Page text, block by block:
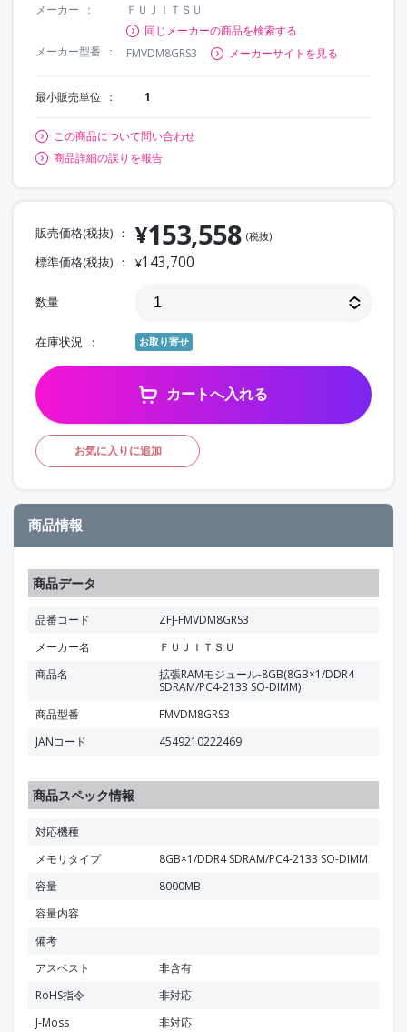
メーカー
ＦＵＪＩＴＳＵ
同じメーカーの商品を検索する
メーカー型番
FMVDM8GRS3 メーカーサイトを見る
最小販売単位 1
この商品について問い合わせ
商品詳細の誤りを報告
販売価格(税抜) ¥153,558 (税抜)
標準価格(税抜) ¥143,700
数量
在庫状況 お取り寄せ
カートへ入れる
お気に入りに追加
商品情報
商品データ
品番コード
ZFJ-FMVDM8GRS3
メーカー名
ＦＵＪＩＴＳＵ
商品名
拡張RAMモジュール-8GB(8GB×1/DDR4
SDRAM/PC4-2133 SO-DIMM)
商品型番
FMVDM8GRS3
JANコード
4549210222469
商品スペック情報
対応機種
メモリタイプ
8GB×1/DDR4 SDRAM/PC4-2133 SO-DIMM
容量
8000MB
容量内容
備考
アスベスト
非含有
RoHS指令
非対応
J-Moss
非対応